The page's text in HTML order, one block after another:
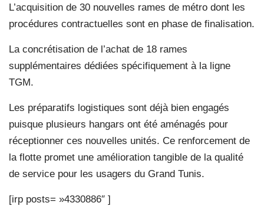
L’acquisition de 30 nouvelles rames de métro dont les
procédures contractuelles sont en phase de finalisation.
La concrétisation de l’achat de 18 rames
supplémentaires dédiées spécifiquement à la ligne
TGM.
Les préparatifs logistiques sont déjà bien engagés
puisque plusieurs hangars ont été aménagés pour
réceptionner ces nouvelles unités. Ce renforcement de
la flotte promet une amélioration tangible de la qualité
de service pour les usagers du Grand Tunis.
[irp posts= »4330886″ ]